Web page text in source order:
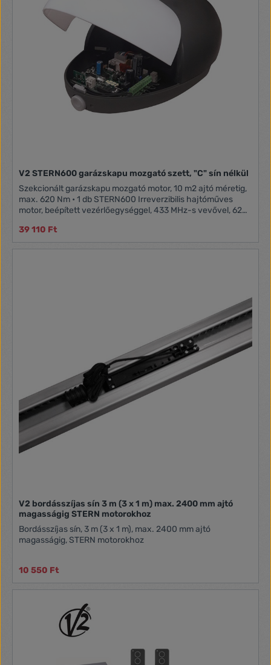
V2 STERN600 garázskapu mozgató szett, "C" sín nélkül
Szekcionált garázskapu mozgató motor, 10 m2 ajtó méretig,
max. 620 Nm • 1 db STERN600 Irreverzibilis hajtóműves
motor, beépített vezérlőegységgel, 433 MHz-s vevővel, 620
39 110 Ft
V2 bordásszíjas sín 3 m (3 x 1 m) max. 2400 mm ajtó
magasságig STERN motorokhoz
Bordásszíjas sín, 3 m (3 x 1 m), max. 2400 mm ajtó
magasságig, STERN motorokhoz
10 550 Ft